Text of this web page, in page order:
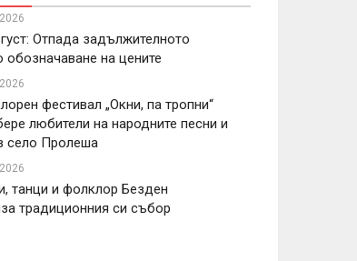
Отпада задължителното
обозначаване на цените
фестивал „Окни, па тропни“
любители на народните песни и
село Пролеша
танци и фолклор Безден
традиционния си събор